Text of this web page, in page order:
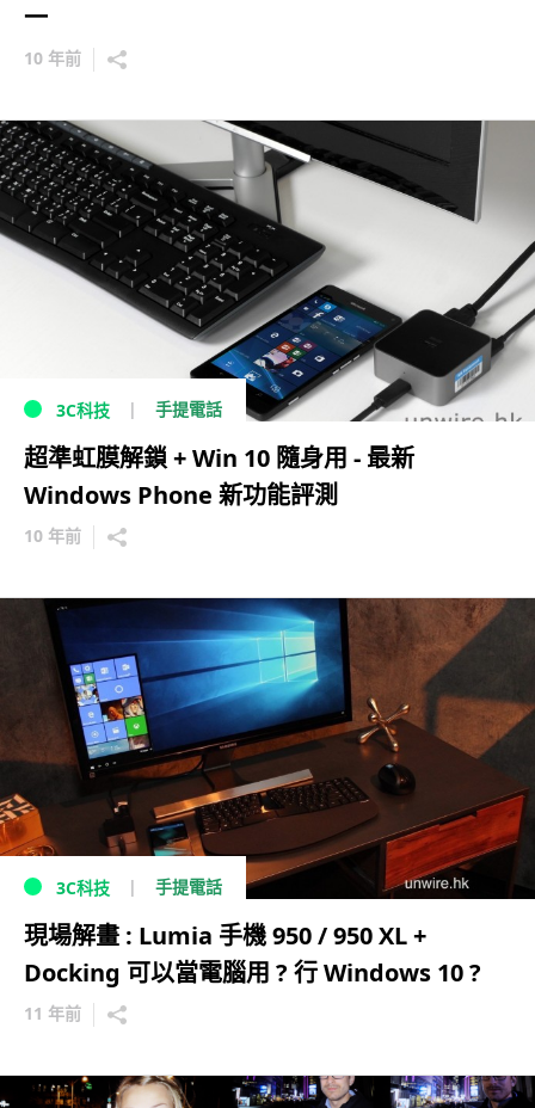
一
10 年前
3C科技 手提電話
超準虹膜解鎖 + Win 10 隨身用 - 最新
Windows Phone 新功能評測
10 年前
3C科技 手提電話
現場解畫 : Lumia 手機 950 / 950 XL +
Docking 可以當電腦用 ? 行 Windows 10 ?
11 年前